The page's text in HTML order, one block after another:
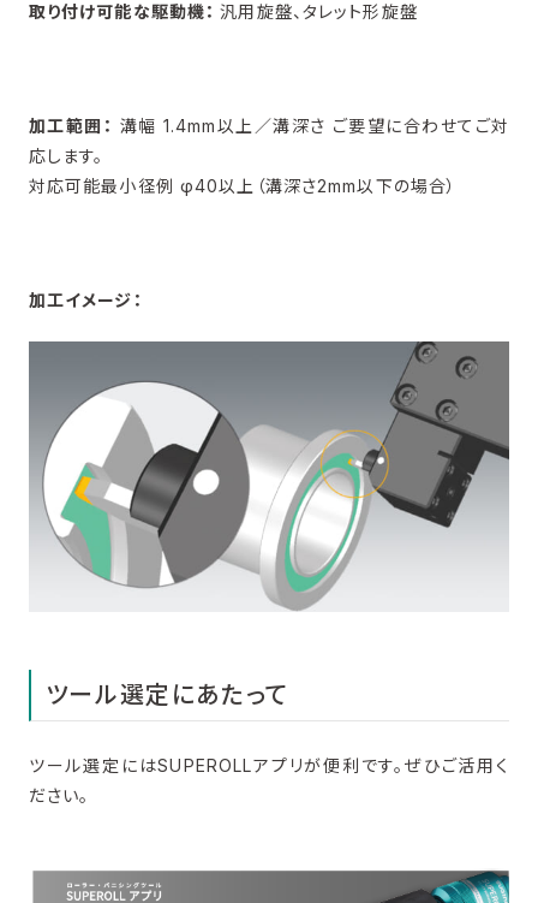
取り付け可能な駆動機：汎用旋盤、タレット形旋盤
加工範囲： 溝幅 1.4mm以上／溝深さ ご要望に合わせてご対
応します。
対応可能最小径例 φ40以上（溝深さ2mm以下の場合）
加工イメージ：
ツール選定にあたって
ツール選定にはSUPEROLLアプリが便利です。ぜひご活用く
ださい。